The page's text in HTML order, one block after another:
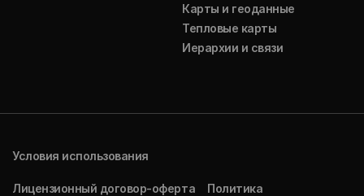
Карты и геоданные
Тепловые карты
Иерархии и связи
Условия использования
Лицензионный договор-оферта
Политика